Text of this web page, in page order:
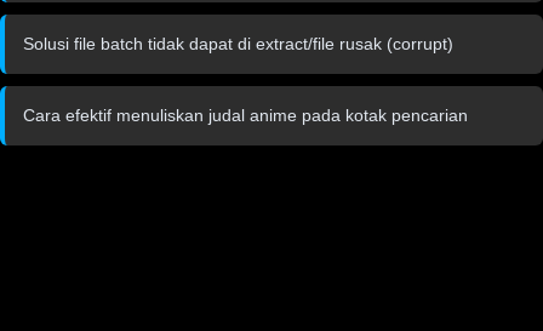
Solusi file batch tidak dapat di extract/file rusak (corrupt)
Cara efektif menuliskan judal anime pada kotak pencarian